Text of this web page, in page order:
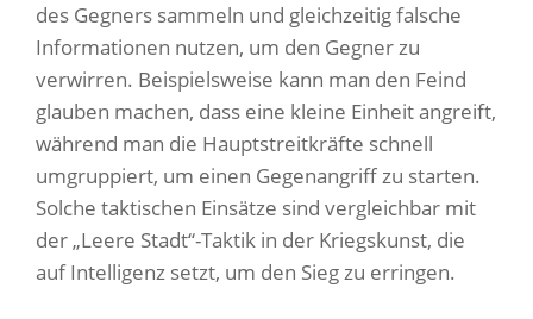
des Gegners sammeln und gleichzeitig falsche
Informationen nutzen, um den Gegner zu
verwirren. Beispielsweise kann man den Feind
glauben machen, dass eine kleine Einheit angreift,
während man die Hauptstreitkräfte schnell
umgruppiert, um einen Gegenangriff zu starten.
Solche taktischen Einsätze sind vergleichbar mit
der „Leere Stadt“-Taktik in der Kriegskunst, die
auf Intelligenz setzt, um den Sieg zu erringen.